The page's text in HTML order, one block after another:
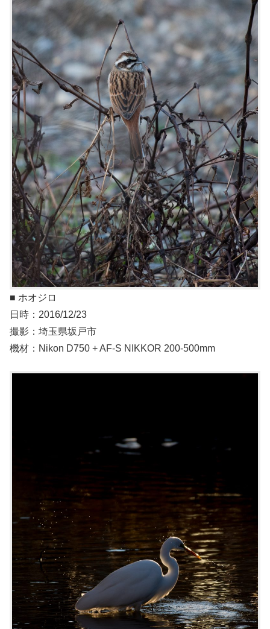
■ ホオジロ
日時：2016/12/23
撮影：埼玉県坂戸市
機材：Nikon D750 + AF-S NIKKOR 200-500mm